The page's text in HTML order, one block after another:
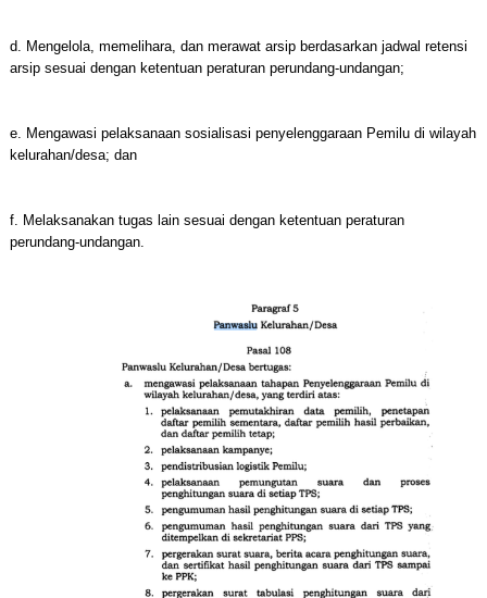
d. Mengelola, memelihara, dan merawat arsip berdasarkan jadwal retensi
arsip sesuai dengan ketentuan peraturan perundang-undangan;
e. Mengawasi pelaksanaan sosialisasi penyelenggaraan Pemilu di wilayah
kelurahan/desa; dan
f. Melaksanakan tugas lain sesuai dengan ketentuan peraturan
perundang-undangan.